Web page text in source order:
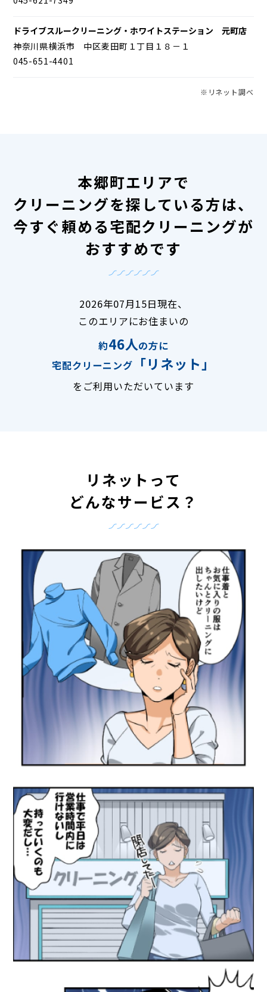
ドライブスルークリーニング・ホワイトステーション 元町店
神奈川県横浜市 中区麦田町１丁目１８－１
045-651-4401
※リネット調べ
本郷町エリアで
クリーニングを探している方は、
今すぐ頼める宅配クリーニングが
おすすめです
2026年07月15日現在、
このエリアにお住まいの
約46人の方に
宅配クリーニング
「リネット」
をご利用いただいています
リネットって
どんなサービス？